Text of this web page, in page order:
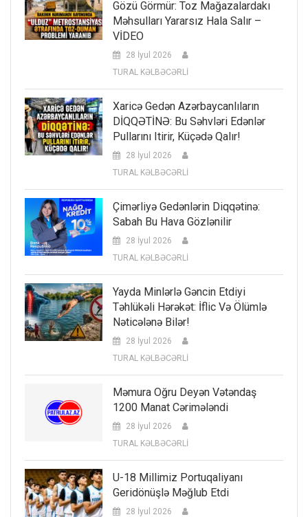
Gözü Görmür: Toz Mağazalardakı
Məhsulları Yararsız Hala Salır –
VİDEO
28 İyul 2026
TURAL KƏLBƏCƏRLİ
Xaricə Gedən Azərbaycanlıların
DİQQƏTİNƏ: Bu Səhvləri Edənlər
Pullarını Itirir, Küçədə Qalır!
28 İyul 2026
TURAL KƏLBƏCƏRLİ
Çimərliyə Gedənlərin Diqqətinə:
Sabah Bu Hava Gözlənilir
28 İyul 2026
TURAL KƏLBƏCƏRLİ
Yayda Minlərlə Gəncin Etdiyi
Təhlükəli Hərəkət: İflic Və Ölümlə
Nəticələnə Bilər!
28 İyul 2026
TURAL KƏLBƏCƏRLİ
Məmura Oğru Deyən Vətəndaş
1200 Manat Cərimələndi
28 İyul 2026
TURAL KƏLBƏCƏRLİ
U-18 Millimiz Portuqaliyanı
Geridönüşlə Məğlub Etdi
28 İyul 2026